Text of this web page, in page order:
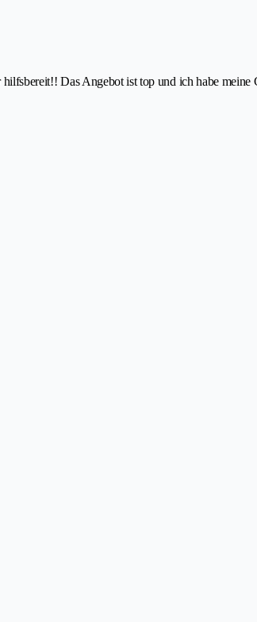
Das Angebot ist top und ich habe meine